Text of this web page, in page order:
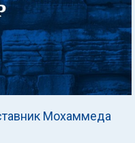
Мохаммеда